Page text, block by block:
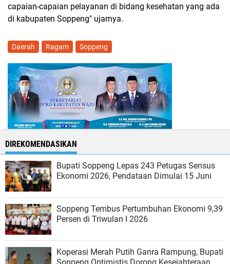
capaian-capaian pelayanan di bidang kesehatan yang ada
di kabupaten Soppeng" ujarnya.
Daerah Ragam Soppeng
DIREKOMENDASIKAN
Bupati Soppeng Lepas 243 Petugas Sensus
Ekonomi 2026, Pendataan Dimulai 15 Juni
Soppeng Tembus Pertumbuhan Ekonomi 9,39
Persen di Triwulan I 2026
Koperasi Merah Putih Ganra Rampung, Bupati